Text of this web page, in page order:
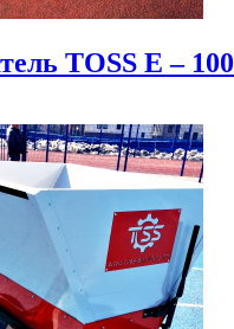
TOSS E – 100